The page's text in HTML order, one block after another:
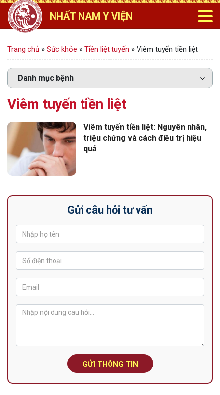
NHẤT NAM Y VIỆN
Trang chủ » Sức khỏe » Tiền liệt tuyến » Viêm tuyến tiền liệt
Viêm tuyến tiền liệt
Viêm tuyến tiền liệt: Nguyên nhân,
triệu chứng và cách điều trị hiệu
quả
Gửi câu hỏi tư vấn
GỬI THÔNG TIN